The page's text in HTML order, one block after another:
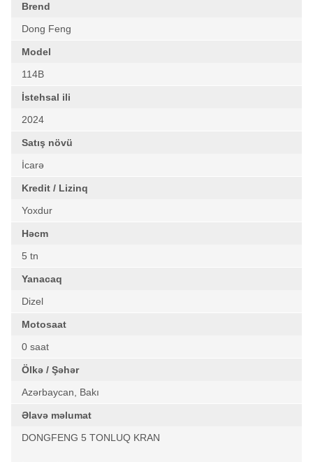
Brend
Dong Feng
Model
114B
İstehsal ili
2024
Satış növü
İcarə
Kredit / Lizinq
Yoxdur
Həcm
5 tn
Yanacaq
Dizel
Motosaat
0 saat
Ölkə / Şəhər
Azərbaycan, Bakı
Əlavə məlumat
DONGFENG 5 TONLUQ KRAN